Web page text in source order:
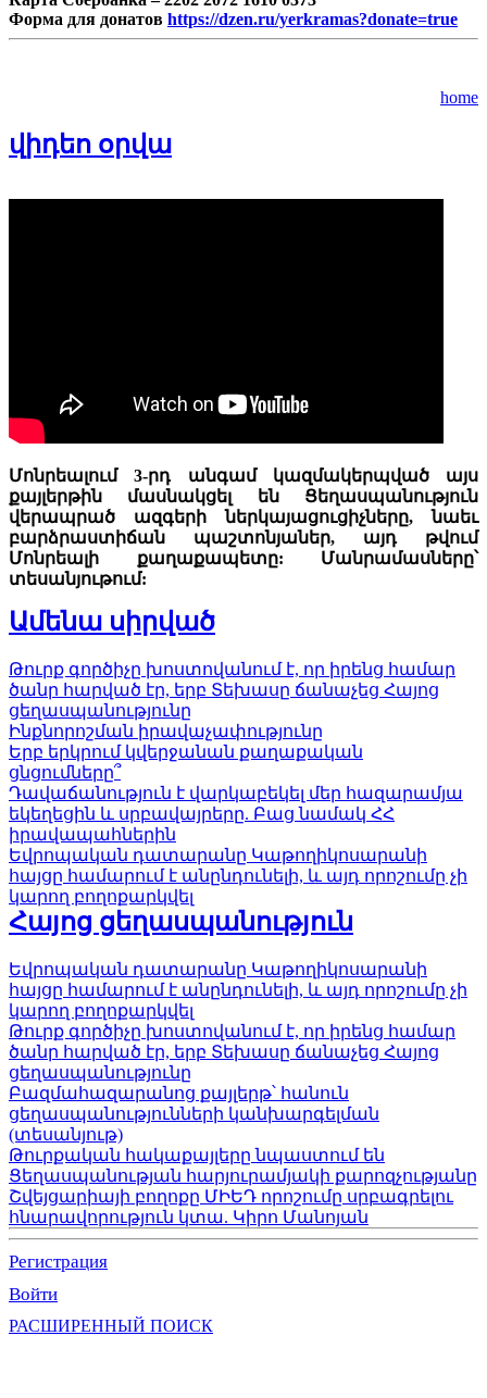
Форма для донатов https://dzen.ru/yerkramas?donate=true
home
վիդեո օրվա
Մոնրեալում 3-րդ անգամ կազմակերպված այս
քայլերթին մասնակցել են Ցեղասպանություն
վերապրած ազգերի ներկայացուցիչները, նաեւ
բարձրաստիճան պաշտոնյաներ, այդ թվում
Մոնրեալի քաղաքապետը: Մանրամասները՝
տեսանյութում:
Ամենա սիրված
Թուրք գործիչը խոստովանում է, որ իրենց համար
ծանր հարված էր, երբ Տեխասը ճանաչեց Հայոց
ցեղասպանությունը
Ինքնորոշման իրավաչափությունը
Երբ երկրում կվերջանան քաղաքական
ցնցումները՞
Դավաճանություն է վարկաբեկել մեր հազարամյա
եկեղեցին և սրբավայրերը. Բաց նամակ ՀՀ
իրավապահներին
Եվրոպական դատարանը Կաթողիկոսարանի
հայցը համարում է անընդունելի, և այդ որոշումը չի
կարող բողոքարկվել
Հայոց ցեղասպանություն
Եվրոպական դատարանը Կաթողիկոսարանի
հայցը համարում է անընդունելի, և այդ որոշումը չի
կարող բողոքարկվել
Թուրք գործիչը խոստովանում է, որ իրենց համար
ծանր հարված էր, երբ Տեխասը ճանաչեց Հայոց
ցեղասպանությունը
Բազմահազարանոց քայլերթ՝ հանուն
ցեղասպանությունների կանխարգելման
(տեսանյութ)
Թուրքական հակաքայլերը նպաստում են
Ցեղասպանության հարյուրամյակի քարոզչությանը
Շվեյցարիայի բողոքը ՄԻԵԴ որոշումը սրբագրելու
հնարավորություն կտա. Կիրո Մանոյան
Регистрация
Войти
РАСШИРЕННЫЙ ПОИСК